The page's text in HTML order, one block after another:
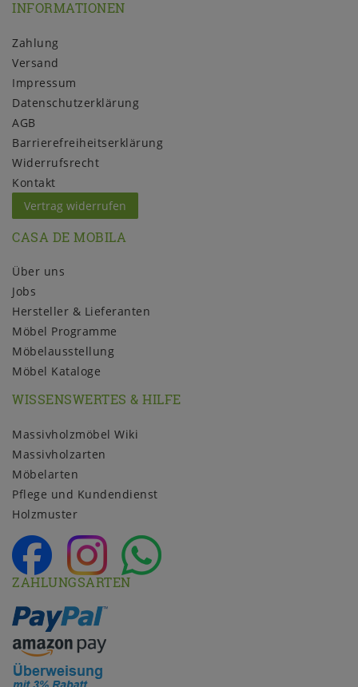
INFORMATIONEN
Zahlung
Versand
Impressum
Daten­schutz­erklärung
AGB
Barrierefreiheitserklärung
Widerrufs­recht
Kontakt
Vertrag widerrufen
CASA DE MOBILA
Über uns
Jobs
Hersteller & Lieferanten
Möbel Programme
Möbelausstellung
Möbel Kataloge
WISSENSWERTES & HILFE
Massivholzmöbel Wiki
Massivholzarten
Möbelarten
Pflege und Kundendienst
Holzmuster
ZAHLUNGSARTEN